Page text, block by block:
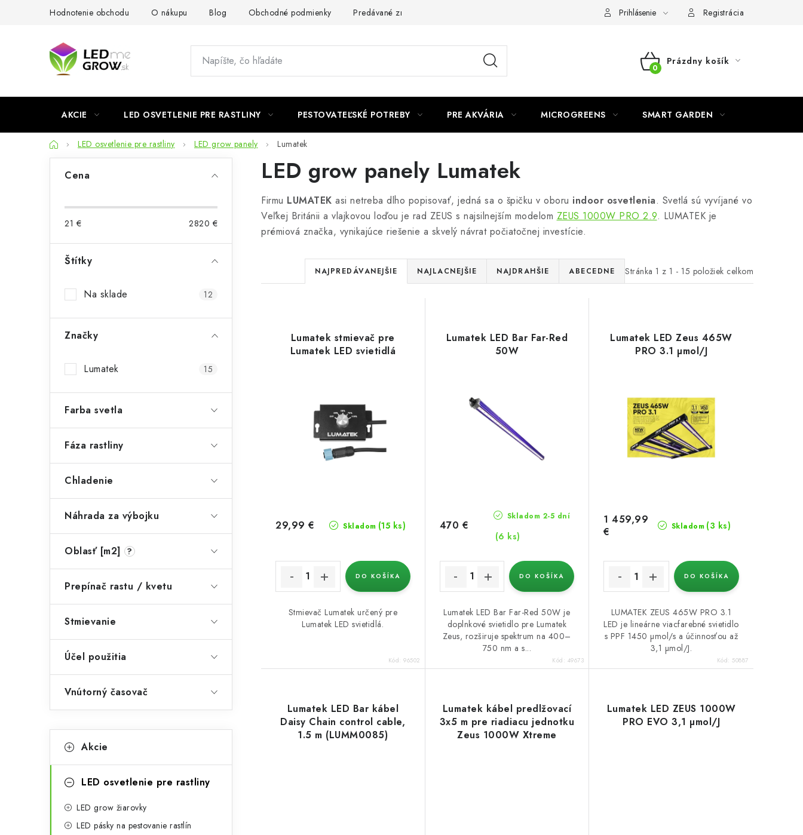
Hodnotenie obchodu O nákupu Blog Obchodné podmienky Predávané značky Podmienky o ochrane osobných údajov
Prihlásenie Registrácia
NÁKUPNÝ
Prázdny košík
AKCIE LED OSVETLENIE PRE RASTLINY PESTOVATEĽSKÉ POTREBY PRE AKVÁRIA MICROGREENS SMART GARDEN
DomovLED osvetlenie pre rastliny LED grow panely Lumatek
n
n
Cena
21 € 2820 €
Štítky
Na sklade 12
Značky
Lumatek 15
Farba svetla
Fáza rastliny
Chladenie
Náhrada za výbojku
Oblasť [m2] ?
Prepínač rastu / kvetu
Stmievanie
Účel použitia
Vnútorný časovač
kategórie
a
Akcie
LED osvetlenie pre rastliny
LED grow žiarovky
LED pásky na pestovanie rastlín
LED grow panely Lumatek
Firmu LUMATEK asi netreba dlho popisovať, jedná sa o špičku v oboru indoor osvetlenia. Svetlá sú vyvíjané vo
Veľkej Británii a vlajkovou loďou je rad ZEUS s najsilnejším modelom ZEUS 1000W PRO 2.9. LUMATEK je
prémiová značka, vynikajúce riešenie a skvelý návrat počiatočnej investície.
Stránka 1 z 1 - 15 položiek celkom
R
a
e
n
e
p
u
t
o
v
NAJPREDÁVANEJŠIE NAJLACNEJŠIE NAJDRAHŠIE ABECEDNE
Lumatek stmievač pre
Lumatek LED svietidlá
Skladom (15 ks)
29,99 €
DO KOŠÍKA
Stmievač Lumatek určený pre
Lumatek LED svietidlá.
Kód:96502
Lumatek LED Bar Far-Red
50W
Skladom 2-5 dní
(6 ks)
470 €
DO KOŠÍKA
Lumatek LED Bar Far-Red 50W je
doplnkové svietidlo pre Lumatek
Zeus, rozširuje spektrum na 400–
750 nm a s...
Kód: 49673
Lumatek LED Zeus 465W
PRO 3.1 µmol/J
Skladom (3 ks)
1 459,99
€
DO KOŠÍKA
LUMATEK ZEUS 465W PRO 3.1
LED je lineárne viacfarebné svietidlo
s PPF 1450 µmol/s a účinnosťou až
3,1 µmol/J.
Kód:50887
Lumatek LED Bar kábel
Daisy Chain control cable,
1.5 m (LUMM0085)
Lumatek kábel predlžovací
3x5 m pre riadiacu jednotku
Zeus 1000W Xtreme
Lumatek LED ZEUS 1000W
PRO EVO 3,1 µmol/J